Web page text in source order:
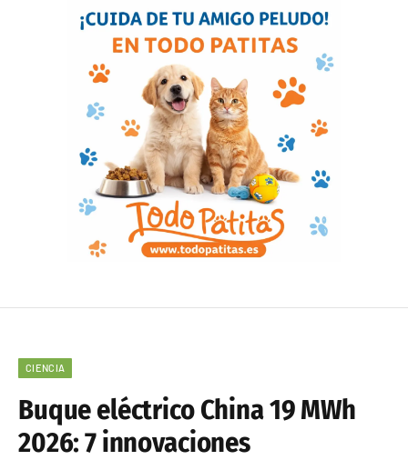
CIENCIA
Buque eléctrico China 19 MWh
2026: 7 innovaciones